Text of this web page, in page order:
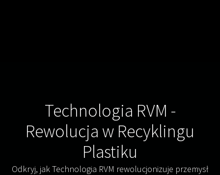
Technologia RVM -
Rewolucja w Recyklingu
Plastiku
Odkryj, jak Technologia RVM rewolucjonizuje przemysł